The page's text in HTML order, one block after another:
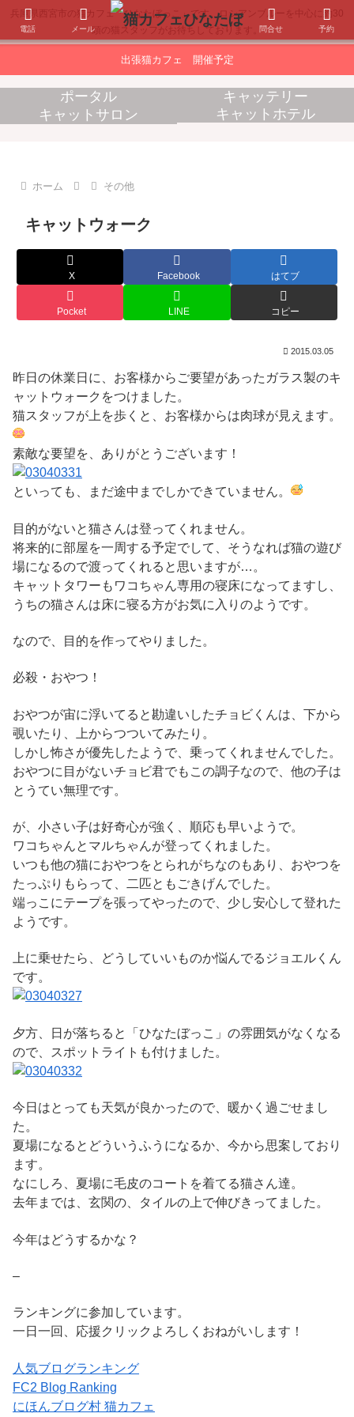
兵庫県西宮市の猫カフェ「ひなたぼっこ」です。ロシアンブルーを中心に約30
頭の猫スタッフがお待ちしております。
出張猫カフェ 開催予定
ポータル
キャッテリー
キャットサロン
キャットホテル
ホーム その他
キャットウォーク
X Facebook はてブ
Pocket LINE コピー
2015.03.05
昨日の休業日に、お客様からご要望があったガラス製のキ
ャットウォークをつけました。
猫スタッフが上を歩くと、お客様からは肉球が見えます。
素敵な要望を、ありがとうございます！
といっても、まだ途中までしかできていません。
目的がないと猫さんは登ってくれません。
将来的に部屋を一周する予定でして、そうなれば猫の遊び
場になるので渡ってくれると思いますが…。
キャットタワーもワコちゃん専用の寝床になってますし、
うちの猫さんは床に寝る方がお気に入りのようです。
なので、目的を作ってやりました。
必殺・おやつ！
おやつが宙に浮いてると勘違いしたチョビくんは、下から
覗いたり、上からつついてみたり。
しかし怖さが優先したようで、乗ってくれませんでした。
おやつに目がないチョビ君でもこの調子なので、他の子は
とうてい無理です。
が、小さい子は好奇心が強く、順応も早いようで。
ワコちゃんとマルちゃんが登ってくれました。
いつも他の猫におやつをとられがちなのもあり、おやつを
たっぷりもらって、二匹ともごきげんでした。
端っこにテープを張ってやったので、少し安心して登れた
ようです。
上に乗せたら、どうしていいものか悩んでるジョエルくん
です。
夕方、日が落ちると「ひなたぼっこ」の雰囲気がなくなる
ので、スポットライトも付けました。
今日はとっても天気が良かったので、暖かく過ごせまし
た。
夏場になるとどういうふうになるか、今から思案しており
ます。
なにしろ、夏場に毛皮のコートを着てる猫さん達。
去年までは、玄関の、タイルの上で伸びきってました。
今年はどうするかな？
–
ランキングに参加しています。
一日一回、応援クリックよろしくおねがいします！
人気ブログランキング
FC2 Blog Ranking
にほんブログ村 猫カフェ
電話 メール 問合せ 予約